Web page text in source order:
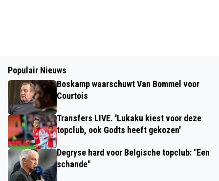
Populair Nieuws
Boskamp waarschuwt Van Bommel voor
Courtois
Transfers LIVE. 'Lukaku kiest voor deze
topclub, ook Godts heeft gekozen'
Degryse hard voor Belgische topclub: "Een
schande"